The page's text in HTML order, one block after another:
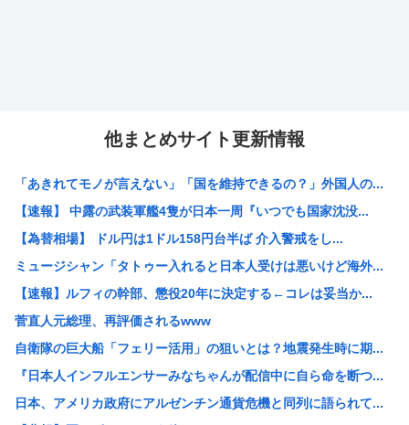
他まとめサイト更新情報
「あきれてモノが言えない」「国を維持できるの？」外国人の...
【速報】 中露の武装軍艦4隻が日本一周『いつでも国家沈没...
【為替相場】 ドル円は1ドル158円台半ば 介入警戒をし...
ミュージシャン「タトゥー入れると日本人受けは悪いけど海外...
【速報】ルフィの幹部、懲役20年に決定する←コレは妥当か...
菅直人元総理、再評価されるwww
自衛隊の巨大船「フェリー活用」の狙いとは？地震発生時に期...
『日本人インフルエンサーみなちゃんが配信中に自ら命を断つ...
日本、アメリカ政府にアルゼンチン通貨危機と同列に語られて...